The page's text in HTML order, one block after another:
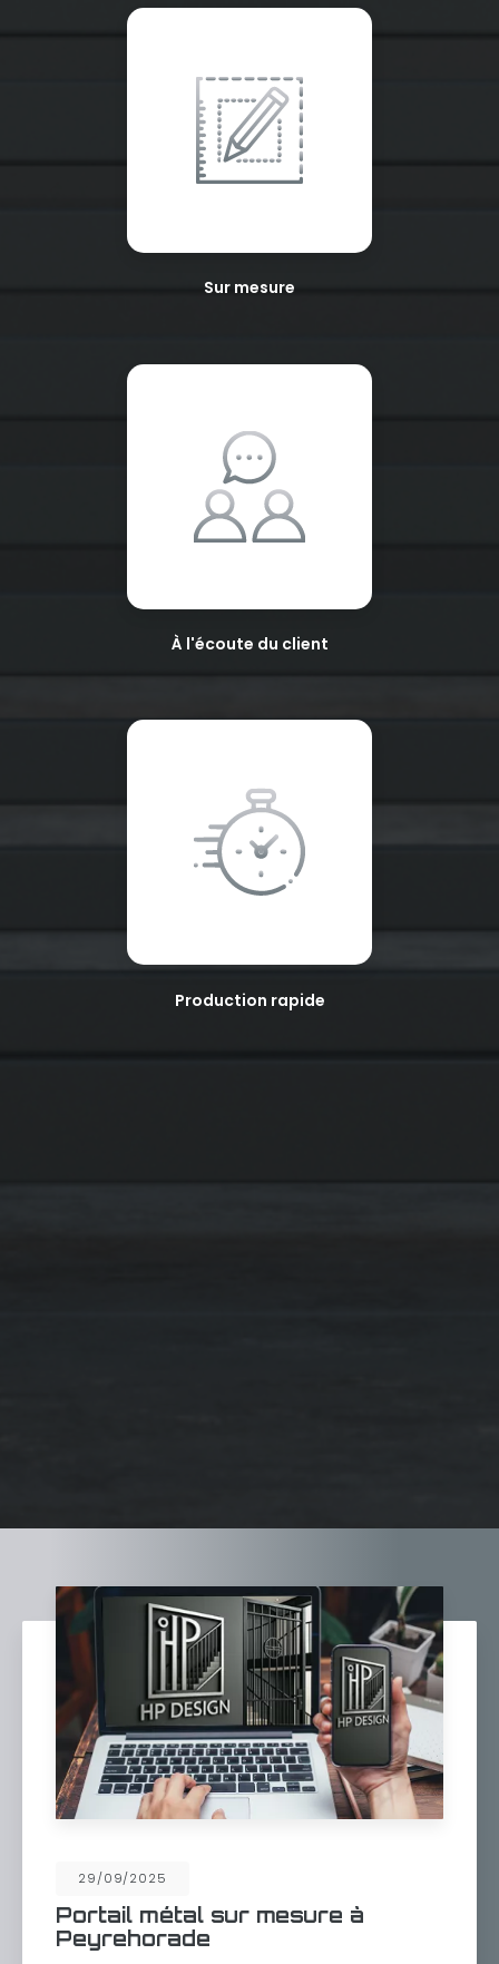
Sur mesure
À l'écoute du client
Production rapide
29/09/2025
Portail métal sur mesure à
Peyrehorade